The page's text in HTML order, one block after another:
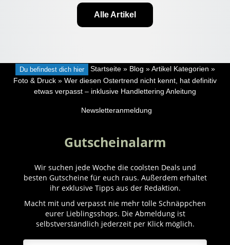
Alle Artikel
Du befindest dich hier Startseite» Blog » Artikel Kategorien »
Foto & Druck » Wer diesen Ostertrend nicht kennt, hat definitiv
etwas verpasst – inklusive Handlettering Anleitung
Newsletteranmeldung
Gutscheinalarm
Wir suchen jede Woche die coolsten Deals und
besten Gutscheine für euch raus. Außerdem erhaltet
ihr exklusive Tipps aus der Redaktion.
Macht mit und verpasst nie mehr tolle Schnäppchen
eurer Lieblingsshops. Die Abmeldung ist
selbstverständlich jederzeit per Klick möglich.